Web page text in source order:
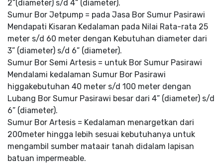
2”(diameter) s/d 4” (diameter).
Sumur Bor Jetpump = pada Jasa Bor Sumur Pasirawi
Mendapati Kisaran Kedalaman pada Nilai Rata-rata 25
meter s/d 60 meter dengan Kebutuhan diameter dari
3” (diameter) s/d 6” (diameter).
Sumur Bor Semi Artesis = untuk Bor Sumur Pasirawi
Mendalami kedalaman Sumur Bor Pasirawi
higgakebutuhan 40 meter s/d 100 meter dengan
Lubang Bor Sumur Pasirawi besar dari 4” (diameter) s/d
6” (diameter).
Sumur Bor Artesis = Kedalaman menargetkan dari
200meter hingga lebih sesuai kebutuhanya untuk
mengambil sumber mataair tanah didalam lapisan
batuan impermeable.